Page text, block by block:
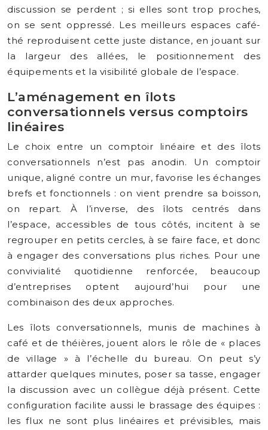
discussion se perdent ; si elles sont trop proches,
on se sent oppressé. Les meilleurs espaces café-
thé reproduisent cette juste distance, en jouant sur
la largeur des allées, le positionnement des
équipements et la visibilité globale de l’espace.
L’aménagement en îlots
conversationnels versus comptoirs
linéaires
Le choix entre un comptoir linéaire et des îlots
conversationnels n’est pas anodin. Un comptoir
unique, aligné contre un mur, favorise les échanges
brefs et fonctionnels : on vient prendre sa boisson,
on repart. À l’inverse, des îlots centrés dans
l’espace, accessibles de tous côtés, incitent à se
regrouper en petits cercles, à se faire face, et donc
à engager des conversations plus riches. Pour une
convivialité quotidienne renforcée, beaucoup
d’entreprises optent aujourd’hui pour une
combinaison des deux approches.
Les îlots conversationnels, munis de machines à
café et de théières, jouent alors le rôle de « places
de village » à l’échelle du bureau. On peut s’y
attarder quelques minutes, poser sa tasse, engager
la discussion avec un collègue déjà présent. Cette
configuration facilite aussi le brassage des équipes :
les flux ne sont plus linéaires et prévisibles, mais